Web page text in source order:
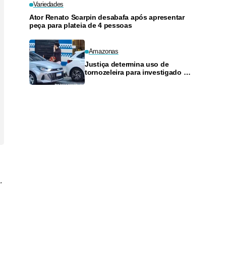
Variedades
Ator Renato Scarpin desabafa após apresentar
peça para plateia de 4 pessoas
Amazonas
Justiça determina uso de
tornozeleira para investigado por